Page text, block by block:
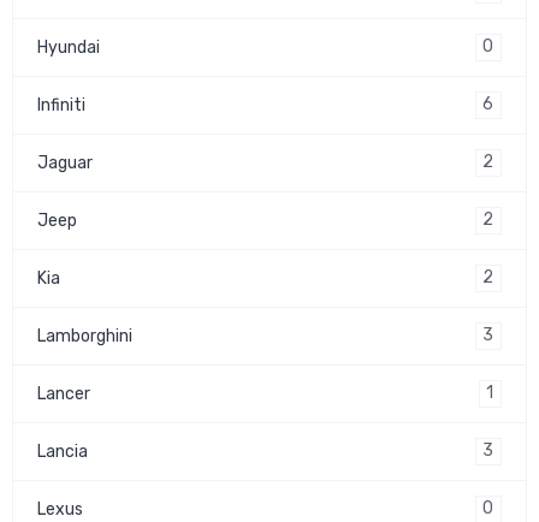
Hyundai 0
Infiniti 6
Jaguar 2
Jeep 2
Kia 2
Lamborghini 3
Lancer 1
Lancia 3
Lexus 0